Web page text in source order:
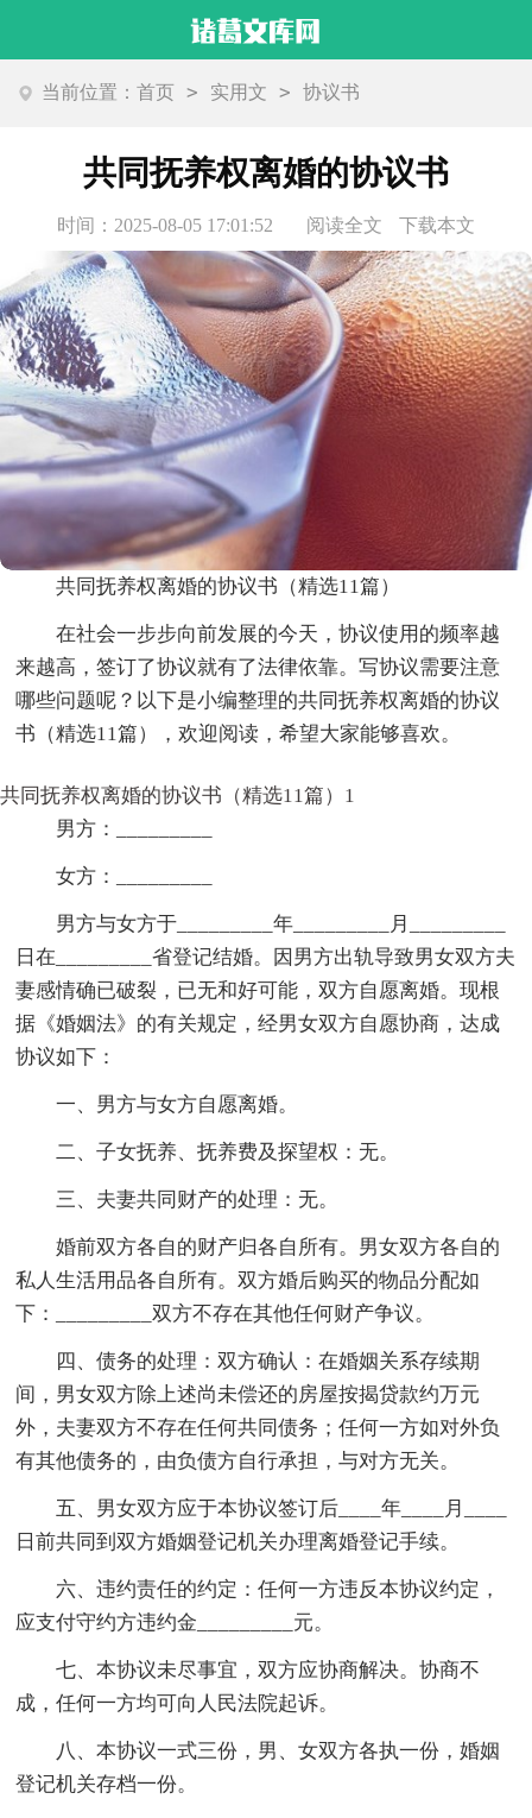
当前位置：首页 > 实用文 > 协议书
共同抚养权离婚的协议书
时间：2025-08-05 17:01:52 阅读全文 下载本文
共同抚养权离婚的协议书（精选11篇）
在社会一步步向前发展的今天，协议使用的频率越
来越高，签订了协议就有了法律依靠。写协议需要注意
哪些问题呢？以下是小编整理的共同抚养权离婚的协议
书（精选11篇），欢迎阅读，希望大家能够喜欢。
共同抚养权离婚的协议书（精选11篇）1
男方：_________
女方：_________
男方与女方于_________年_________月_________
日在_________省登记结婚。因男方出轨导致男女双方夫
妻感情确已破裂，已无和好可能，双方自愿离婚。现根
据《婚姻法》的有关规定，经男女双方自愿协商，达成
协议如下：
一、男方与女方自愿离婚。
二、子女抚养、抚养费及探望权：无。
三、夫妻共同财产的处理：无。
婚前双方各自的财产归各自所有。男女双方各自的
私人生活用品各自所有。双方婚后购买的物品分配如
下：_________双方不存在其他任何财产争议。
四、债务的处理：双方确认：在婚姻关系存续期
间，男女双方除上述尚未偿还的房屋按揭贷款约万元
外，夫妻双方不存在任何共同债务；任何一方如对外负
有其他债务的，由负债方自行承担，与对方无关。
五、男女双方应于本协议签订后____年____月____
日前共同到双方婚姻登记机关办理离婚登记手续。
六、违约责任的约定：任何一方违反本协议约定，
应支付守约方违约金_________元。
七、本协议未尽事宜，双方应协商解决。协商不
成，任何一方均可向人民法院起诉。
八、本协议一式三份，男、女双方各执一份，婚姻
登记机关存档一份。